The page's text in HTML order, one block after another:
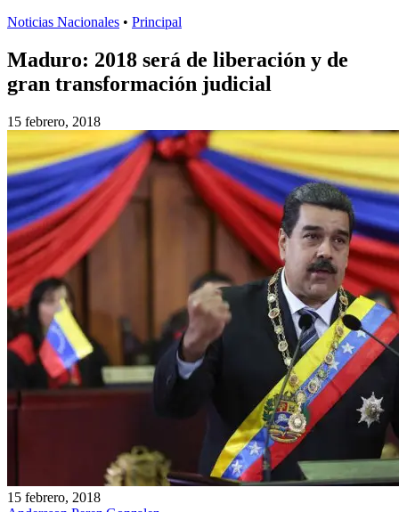
Noticias Nacionales • Principal
Maduro: 2018 será de liberación y de
gran transformación judicial
15 febrero, 2018
15 febrero, 2018